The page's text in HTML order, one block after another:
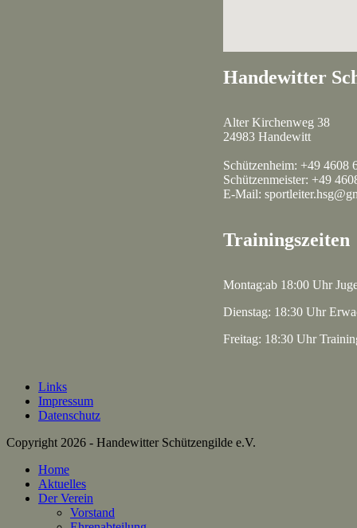
Handewitter
Alter Kirchenweg 38
24983 Handewitt
Schützenheim: +49 4608
Schützenmeister: +49
E-Mail:
Trainingszeiten
Montag:ab 18:00 Uhr
Dienstag: 18:30 Uhr
Freitag: 18:30 Uhr
Links
Impressum
Datenschutz
Copyright 2026 - Handewitter Schützengilde e.V.
Home
Aktuelles
Der Verein
Vorstand